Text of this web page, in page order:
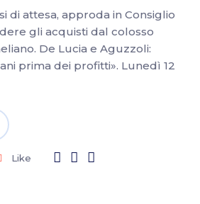
di attesa, approda in Consiglio
gli acquisti dal colosso
De Lucia e Aguzzoli:
prima dei profitti». Lunedì 12
Like